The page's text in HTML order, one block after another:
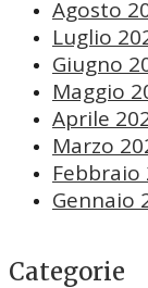
Agosto
Luglio
Giugno
Maggio
Aprile
Marzo
Febbraio
Gennaio
Categorie